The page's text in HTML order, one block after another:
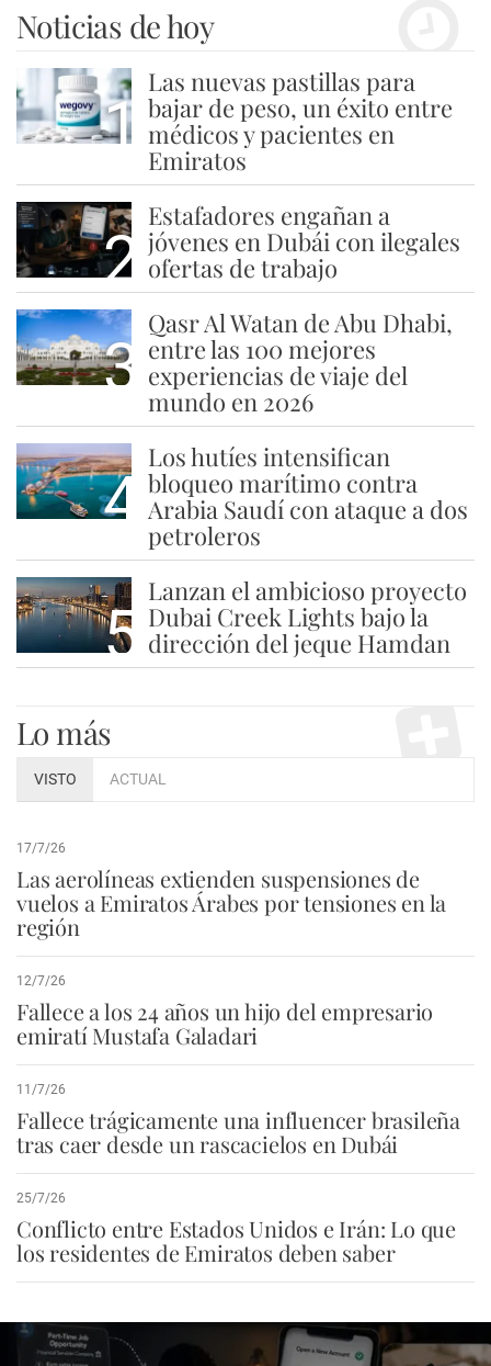
Noticias de hoy
1
Las nuevas pastillas para
bajar de peso, un éxito entre
médicos y pacientes en
Emiratos
2
Estafadores engañan a
jóvenes en Dubái con ilegales
ofertas de trabajo
3
Qasr Al Watan de Abu Dhabi,
entre las 100 mejores
experiencias de viaje del
mundo en 2026
4
Los hutíes intensifican
bloqueo marítimo contra
Arabia Saudí con ataque a dos
petroleros
5
Lanzan el ambicioso proyecto
Dubai Creek Lights bajo la
dirección del jeque Hamdan
Lo más
VISTO ACTUAL
17/7/26
Las aerolíneas extienden suspensiones de
vuelos a Emiratos Árabes por tensiones en la
región
12/7/26
Fallece a los 24 años un hijo del empresario
emiratí Mustafa Galadari
11/7/26
Fallece trágicamente una influencer brasileña
tras caer desde un rascacielos en Dubái
25/7/26
Conflicto entre Estados Unidos e Irán: Lo que
los residentes de Emiratos deben saber